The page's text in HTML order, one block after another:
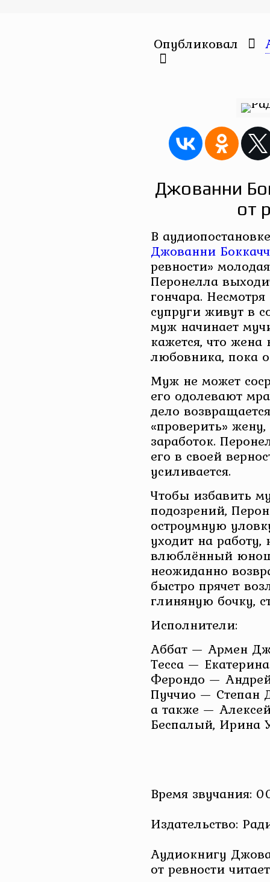
Опубликовал
Джованни
от
В
Джованни
ревности»
Перонелла
гончара.
супруги живут в
муж начинает
кажется, что жена
любовника, пока
Муж не может
его одолевают
дело
«проверить» жену,
заработок.
его в своей
усиливается.
Чтобы избавить
подозрений,
остроумную
уходит на работу,
влюблённый
неожиданно
быстро прячет
глиняную бочку,
Исполнители:
Аббат — Армен
Тесса —
Ферондо —
Пуччио — Степан
а также —
Беспалый, Ирина
Время звучания:
Издательство:
Аудиокнигу
от ревности